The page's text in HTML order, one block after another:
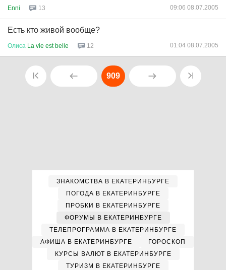
Enni 13 09:06 08.07.2005
Есть кто живой вообще?
Олиса La vie est belle 12 01:04 08.07.2005
909
ЗНАКОМСТВА В ЕКАТЕРИНБУРГЕ
ПОГОДА В ЕКАТЕРИНБУРГЕ
ПРОБКИ В ЕКАТЕРИНБУРГЕ
ФОРУМЫ В ЕКАТЕРИНБУРГЕ
ТЕЛЕПРОГРАММА В ЕКАТЕРИНБУРГЕ
АФИША В ЕКАТЕРИНБУРГЕ
ГОРОСКОП
КУРСЫ ВАЛЮТ В ЕКАТЕРИНБУРГЕ
ТУРИЗМ В ЕКАТЕРИНБУРГЕ